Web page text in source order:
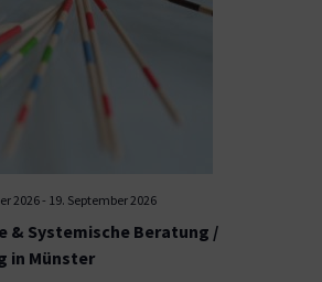
2026- 19. September 2026
& Systemische Beratung /
in Münster